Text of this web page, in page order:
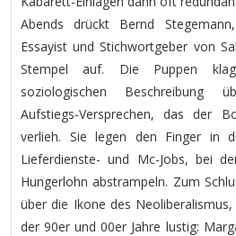
Abends drückt Bernd
Essayist und Stichwortgeber von
Stempel auf. Die Puppen
soziologischen Beschreibung
Aufstiegs-Versprechen, das der
verlieh. Sie legen den Finger in
Lieferdienste- und Mc-Jobs, bei
Hungerlohn abstrampeln. Zum
über die Ikone des
der 90er und 00er Jahre lustig: